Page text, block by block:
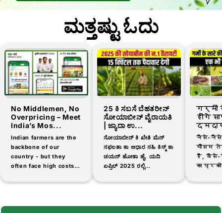
ಮತ್ತಷ್ಟು ಓದು
No Middlemen, No
Overpricing – Meet
India’s Mos...
Indian farmers are the
backbone of our
country - but they
often face high costs
products when buying
25 ಕಿ ಸಬಸೆ ಬೆಹತರೀನ್
ಸೋಯಾಬೀನ್ ವೈರಾಯತಿ
| ಜ್ಯಾದಾ ಉ...
ಸೋಯಾಬೀನ್ ಕಿ ಖೇತಿ ಮೆನ್
ಸಫಲತಾ ಕಾ ಆಧಾರ ಸಹಿ ಕಿಸ್ಮ್ ಕಾ
ಚಯನ್ ಹೋತಾ ಹೈ. ಯದಿ
ಏಪ್ರಿಲ್ 2025 ರಲ್ಲಿ
ಜಾ ರಹೇ ಹಾಂ, ನೀವು ಹೌದು
गर्मी
होंगे
जैसे-जैसे
मौसम
है, वैसे-
का